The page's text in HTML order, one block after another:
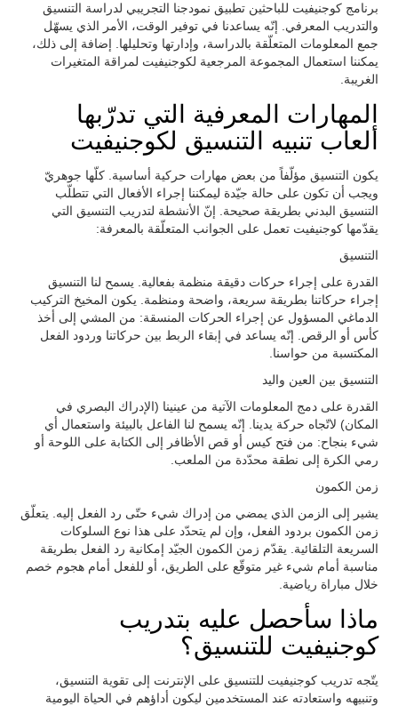
برنامج كوجنيفيت للباحثين تطبيق نمودجنا التجريبي لدراسة التنسيق
والتدريب المعرفي. إنّه يساعدنا في توفير الوقت، الأمر الذي يسهّل
جمع المعلومات المتعلّقة بالدراسة، وإدارتها وتحليلها. إضافة إلى ذلك،
يمكننا استعمال المجموعة المرجعية لكوجنيفيت لمراقة المتغيرات
الغريبة.
المهارات المعرفية التي تدرّبها
ألعاب تنبيه التنسيق لكوجنيفيت
يكون التنسيق مؤلّفاً من بعض مهارات حركية أساسية. كلّها جوهريّ
ويجب أن تكون على حالة جيّدة ليمكننا إجراء الأفعال التي تتطلّب
التنسيق البدني بطريقة صحيحة. إنّ الأنشطة لتدريب التنسيق التي
يقدّمها كوجنيفيت تعمل على الجوانب المتعلّقة بالمعرفة:
التنسيق
القدرة على إجراء حركات دقيقة منظمة بفعالية. يسمح لنا التنسيق
إجراء حركاتنا بطريقة سريعة، واضحة ومنظمة. يكون المخيخ التركيب
الدماغي المسؤول عن إجراء الحركات المنسقة: من المشي إلى أخذ
كأس أو الرقص. إنّه يساعد في إبقاء الربط بين حركاتنا وردود الفعل
المكتسبة من حواسنا.
التنسيق بين العين واليد
القدرة على دمج المعلومات الآتية من عينينا (الإدراك البصري في
المكان) لاتّجاه حركة يدينا. إنّه يسمح لنا الفاعل بالبيئة واستعمال أي
شيء بنجاح: من فتح كيس أو قص الأظافر إلى الكتابة على اللوحة أو
رمي الكرة إلى نطقة محدّدة من الملعب.
زمن الكمون
يشير إلى الزمن الذي يمضي من إدراك شيء حتّى رد الفعل إليه. يتعلّق
زمن الكمون بردود الفعل، وإن لم يتحدّد على هذا نوع السلوكات
السريعة التلقائية. يقدّم زمن الكمون الجيّد إمكانية رد الفعل بطريقة
مناسبة أمام شيء غير متوقّع على الطريق، أو للفعل أمام هجوم خصم
خلال مباراة رياضية.
ماذا سأحصل عليه بتدريب
كوجنيفيت للتنسيق؟
يتّجه تدريب كوجنيفيت للتنسيق على الإنترنت إلى تقوية التنسيق،
وتنبيهه واستعادته عند المستخدمين ليكون أداؤهم في الحياة اليومية